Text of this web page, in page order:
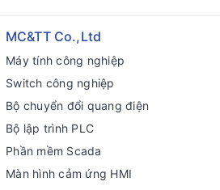
MC&TT Co.,Ltd
Máy tính công nghiệp
Switch công nghiệp
Bộ chuyển đổi quang điện
Bộ lập trình PLC
Phần mềm Scada
Màn hình cảm ứng HMI